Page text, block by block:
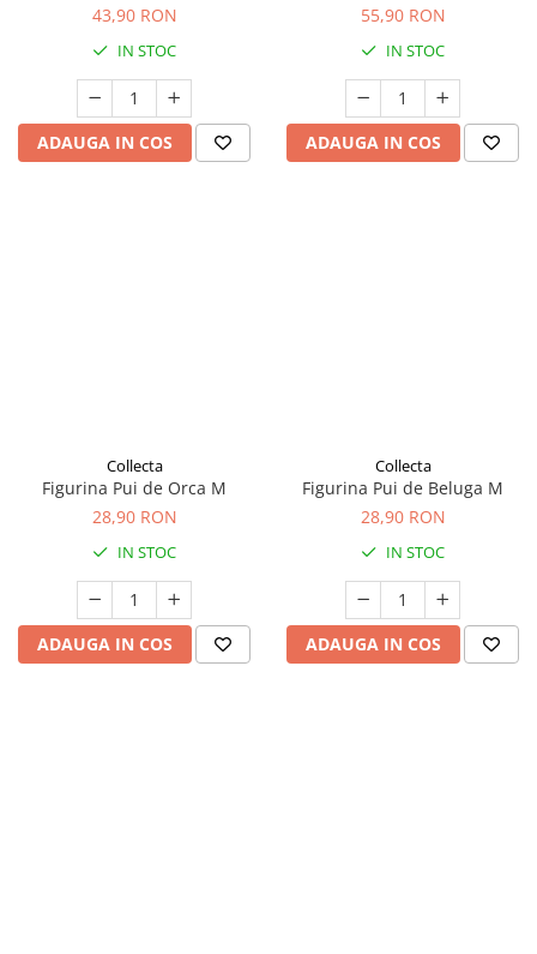
43,90 RON
IN STOC
ADAUGA IN COS
55,90 RON
IN STOC
ADAUGA IN COS
Collecta
Figurina Pui de Orca M
28,90 RON
IN STOC
ADAUGA IN COS
Collecta
Figurina Pui de Beluga M
28,90 RON
IN STOC
ADAUGA IN COS